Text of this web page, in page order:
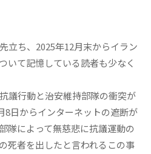
立ち、2025年12月末からイラン
いて記憶している読者も少なく
議行動と治安維持部隊の衝突が
8日からインターネットの遮断が
隊によって無慈悲に抗議運動の
死者を出したと言われるこの事